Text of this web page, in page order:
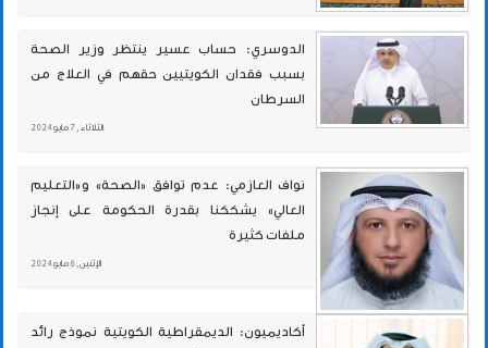
الدوسري: حساب عسير ينتظر وزير الصحة
بسبب فقدان الكويتيين حقهم في العلاج من
السرطان
الثلاثاء , 7 مايو 2024
نواف العازمي: عدم توافق «الصحة» و«التعليم
العالي» يشككنا بقدرة الحكومة على إنجاز
ملفات كثيرة
الإثنين , 6 مايو 2024
أكاديميون: الديمقراطية الكويتية نموذج رائد